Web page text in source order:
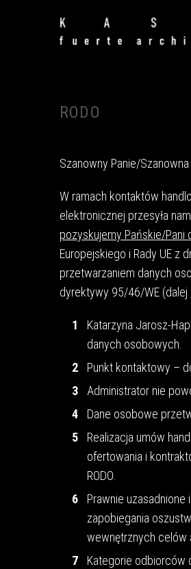
RODO
Szanowny Panie/Szanowna
W ramach kontaktów
elektronicznej przesyła
pozyskujemy Pańskie/Pani
Europejskiego i Rady UE z
przetwarzaniem danych
dyrektywy 95/46/WE (dalej
Katarzyna Jarosz-
danych osobowych.
Punkt kontaktowy –
Administrator nie
Dane osobowe
Realizacja umów
ofertowania i
RODO.
Prawnie
zapobiegania
wewnętrznych celów
Kategorie odbiorców